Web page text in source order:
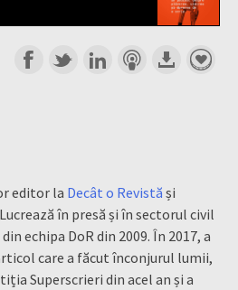
editor la Decât o Revistă și
în presă și în sectorul civil
echipa DoR din 2009. În 2017, a
care a făcut înconjurul lumii,
Superscrieri din acel an și a